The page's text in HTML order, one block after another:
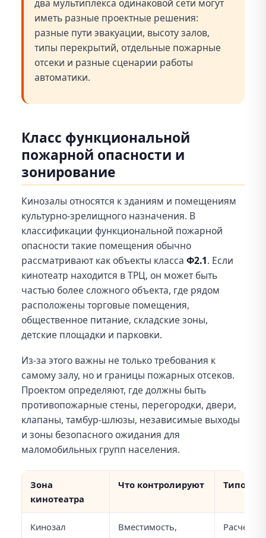
два мультиплекса одинаковой сети могут
иметь разные проектные решения:
разные пути эвакуации, высоту залов,
типы перекрытий, отдельные пожарные
отсеки и разные сценарии работы
автоматики.
Класс функциональной
пожарной опасности и
зонирование
Кинозалы относятся к зданиям и помещениям
культурно-зрелищного назначения. В
классификации функциональной пожарной
опасности такие помещения обычно
рассматривают как объекты класса Ф2.1. Если
кинотеатр находится в ТРЦ, он может быть
частью более сложного объекта, где рядом
расположены торговые помещения,
общественное питание, складские зоны,
детские площадки и парковки.
Из-за этого важны не только требования к
самому залу, но и границы пожарных отсеков.
Проектом определяют, где должны быть
противопожарные стены, перегородки, двери,
клапаны, тамбур-шлюзы, независимые выходы
и зоны безопасного ожидания для
маломобильных групп населения.
Зона
кинотеатра
Что контролируют
Кинозал
Вместимость,
Расчет